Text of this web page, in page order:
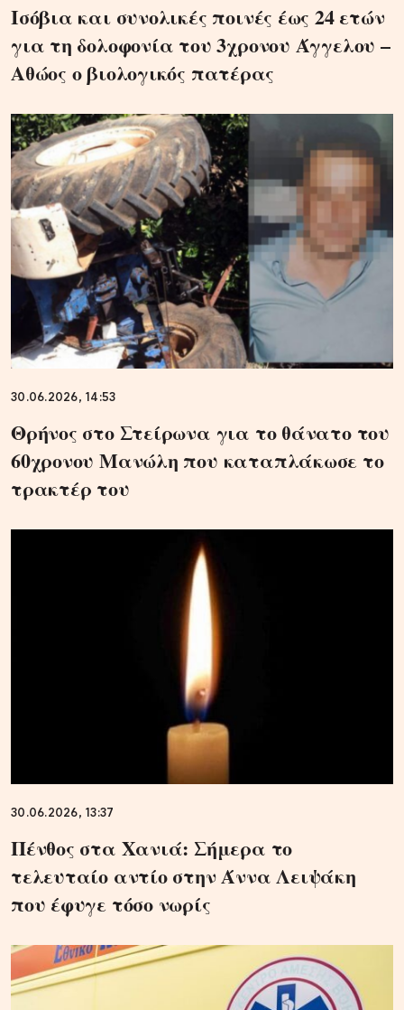
Ισόβια και συνολικές ποινές έως 24 ετών
για τη δολοφονία του 3χρονου Άγγελου –
Αθώος ο βιολογικός πατέρας
30.06.2026, 14:53
Θρήνος στο Στείρωνα για το θάνατο του
60χρονου Μανώλη που καταπλάκωσε το
τρακτέρ του
30.06.2026, 13:37
Πένθος στα Χανιά: Σήμερα το
τελευταίο αντίο στην Άννα Λειψάκη
που έφυγε τόσο νωρίς